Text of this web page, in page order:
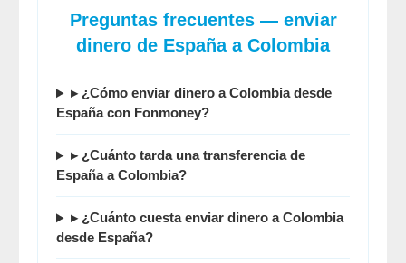
Preguntas frecuentes — enviar
dinero de España a Colombia
▸ ¿Cómo enviar dinero a Colombia desde
España con Fonmoney?
▸ ¿Cuánto tarda una transferencia de
España a Colombia?
▸ ¿Cuánto cuesta enviar dinero a Colombia
desde España?